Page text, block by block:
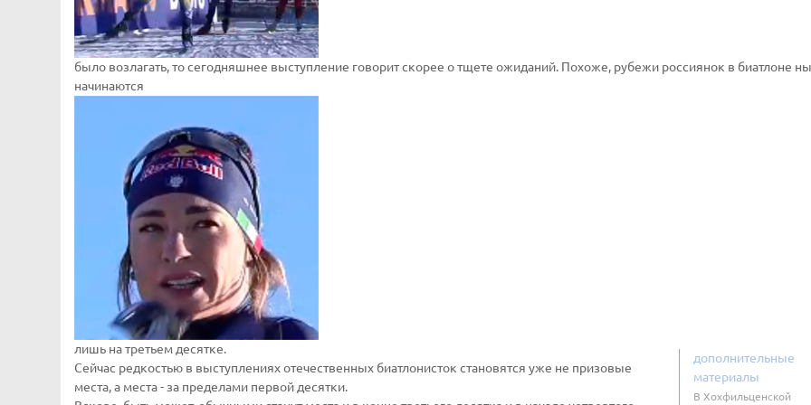
было возлагать, то сегодняшнее выступление говорит скорее о тщете ожиданий. Похоже, рубежи россиянок в биатлоне
начинаются
лишь на третьем десятке.
дополнительные
материалы
В Хохфильценской
Сейчас редкостью в выступлениях отечественных биатлонисток становятся уже не призовые
места, а места - за пределами первой десятки.